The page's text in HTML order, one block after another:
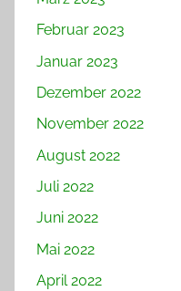
Februar 2023
Januar 2023
Dezember 2022
November 2022
August 2022
Juli 2022
Juni 2022
Mai 2022
April 2022